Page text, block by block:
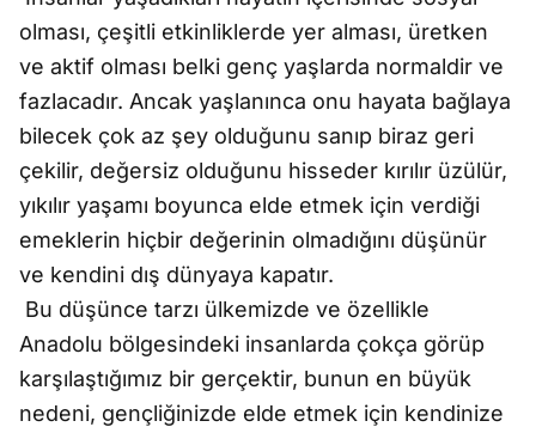
olması, çeşitli etkinliklerde yer alması, üretken
ve aktif olması belki genç yaşlarda normaldir ve
fazlacadır. Ancak yaşlanınca onu hayata bağlaya
bilecek çok az şey olduğunu sanıp biraz geri
çekilir, değersiz olduğunu hisseder kırılır üzülür,
yıkılır yaşamı boyunca elde etmek için verdiği
emeklerin hiçbir değerinin olmadığını düşünür
ve kendini dış dünyaya kapatır.
Bu düşünce tarzı ülkemizde ve özellikle
Anadolu bölgesindeki insanlarda çokça görüp
karşılaştığımız bir gerçektir, bunun en büyük
nedeni, gençliğinizde elde etmek için kendinize